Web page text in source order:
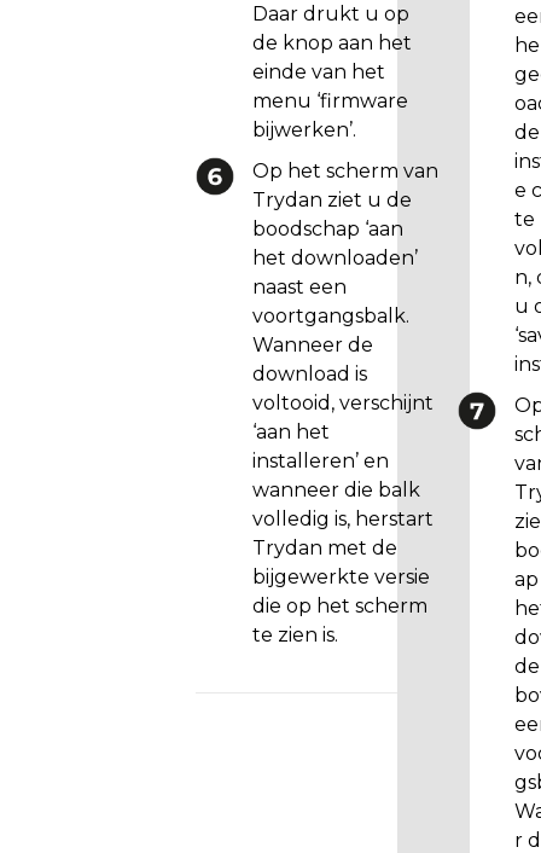
Daar drukt u op
de knop aan het
einde van het
menu ‘firmware
bijwerken’.
Op het scherm van
Trydan ziet u de
boodschap ‘aan
het downloaden’
naast een
voortgangsbalk.
Wanneer de
download is
voltooid, verschijnt
‘aan het
installeren’ en
wanneer die balk
volledig is, herstart
Trydan met de
bijgewerkte versie
die op het scherm
te zien is.
de
e
te
n,
u
ap
r